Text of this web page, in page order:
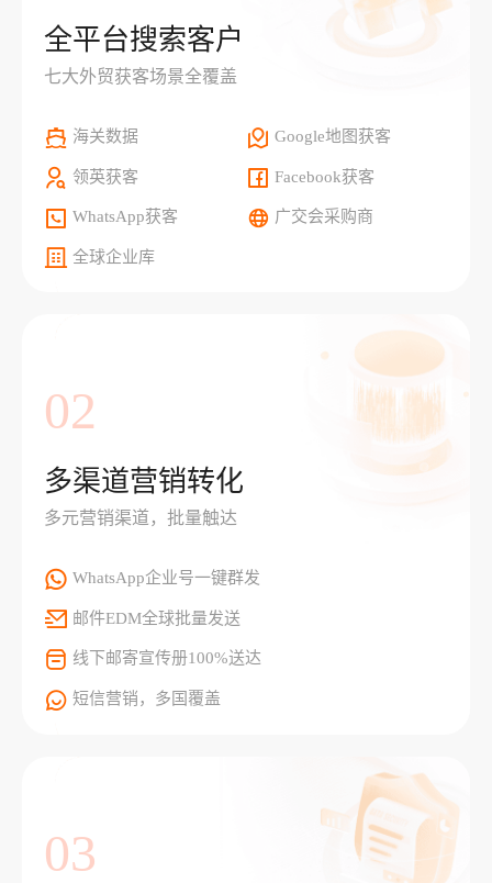
全平台搜索客户
七大外贸获客场景全覆盖
海关数据 Google地图获客
领英获客 Facebook获客
WhatsApp获客 广交会采购商
全球企业库
02
多渠道营销转化
多元营销渠道，批量触达
WhatsApp企业号一键群发
邮件EDM全球批量发送
线下邮寄宣传册100%送达
短信营销，多国覆盖
03